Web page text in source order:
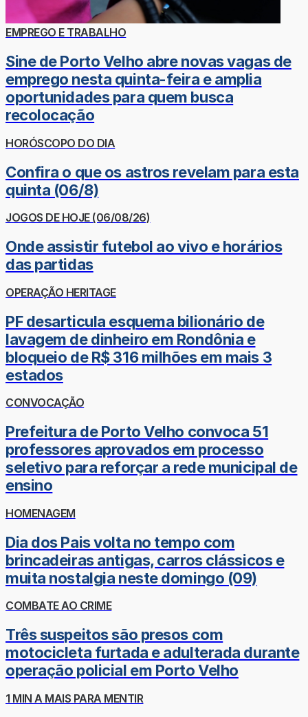
EMPREGO E TRABALHO
Sine de Porto Velho abre novas vagas de
emprego nesta quinta-feira e amplia
oportunidades para quem busca
recolocação
HORÓSCOPO DO DIA
Confira o que os astros revelam para esta
quinta (06/8)
JOGOS DE HOJE (06/08/26)
Onde assistir futebol ao vivo e horários
das partidas
OPERAÇÃO HERITAGE
PF desarticula esquema bilionário de
lavagem de dinheiro em Rondônia e
bloqueio de R$ 316 milhões em mais 3
estados
CONVOCAÇÃO
Prefeitura de Porto Velho convoca 51
professores aprovados em processo
seletivo para reforçar a rede municipal de
ensino
HOMENAGEM
Dia dos Pais volta no tempo com
brincadeiras antigas, carros clássicos e
muita nostalgia neste domingo (09)
COMBATE AO CRIME
Três suspeitos são presos com
motocicleta furtada e adulterada durante
operação policial em Porto Velho
1 MIN A MAIS PARA MENTIR